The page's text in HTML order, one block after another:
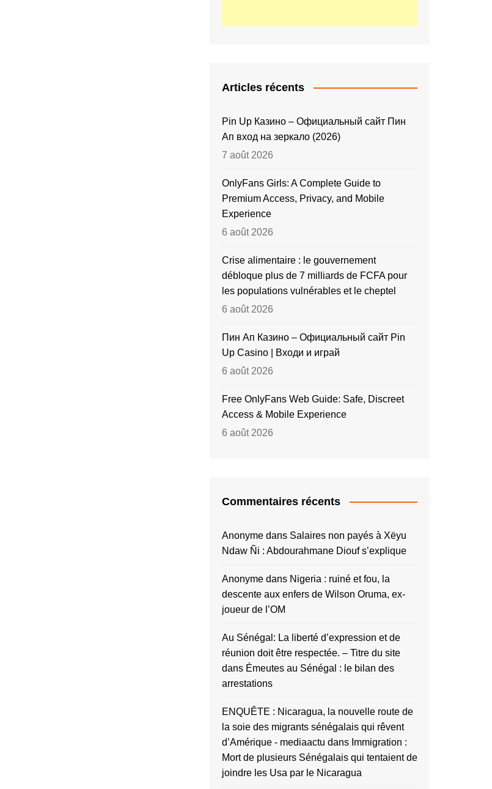
Articles récents
Pin Up Казино – Официальный сайт Пин
Ап вход на зеркало (2026)
7 août 2026
OnlyFans Girls: A Complete Guide to
Premium Access, Privacy, and Mobile
Experience
6 août 2026
Crise alimentaire : le gouvernement
débloque plus de 7 milliards de FCFA pour
les populations vulnérables et le cheptel
6 août 2026
Пин Ап Казино – Официальный сайт Pin
Up Casino | Входи и играй
6 août 2026
Free OnlyFans Web Guide: Safe, Discreet
Access & Mobile Experience
6 août 2026
Commentaires récents
Anonyme dans Salaires non payés à Xëyu
Ndaw Ñi : Abdourahmane Diouf s’explique
Anonyme dans Nigeria : ruiné et fou, la
descente aux enfers de Wilson Oruma, ex-
joueur de l’OM
Au Sénégal: La liberté d’expression et de
réunion doit être respectée. – Titre du site
dans Émeutes au Sénégal : le bilan des
arrestations
ENQUÊTE : Nicaragua, la nouvelle route de
la soie des migrants sénégalais qui rêvent
d’Amérique - mediaactu dans Immigration :
Mort de plusieurs Sénégalais qui tentaient de
joindre les Usa par le Nicaragua